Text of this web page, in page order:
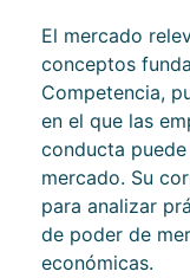
El mercado
conceptos
Competencia,
en el que las
conducta
mercado. Su
para analizar
de poder de
económicas.